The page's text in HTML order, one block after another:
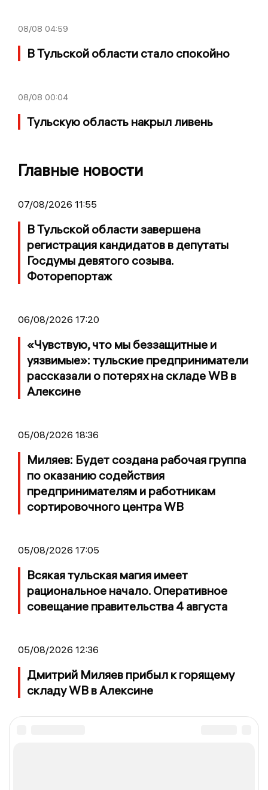
08/08 04:59
В Тульской области стало спокойно
08/08 00:04
Тульскую область накрыл ливень
Главные новости
07/08/2026 11:55
В Тульской области завершена
регистрация кандидатов в депутаты
Госдумы девятого созыва.
Фоторепортаж
06/08/2026 17:20
«Чувствую, что мы беззащитные и
уязвимые»: тульские предприниматели
рассказали о потерях на складе WB в
Алексине
05/08/2026 18:36
Миляев: Будет создана рабочая группа
по оказанию содействия
предпринимателям и работникам
сортировочного центра WB
05/08/2026 17:05
Всякая тульская магия имеет
рациональное начало. Оперативное
совещание правительства 4 августа
05/08/2026 12:36
Дмитрий Миляев прибыл к горящему
складу WB в Алексине